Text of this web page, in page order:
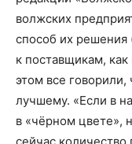
волжских
способ их
к поставщикам,
этом все
лучшему. «Если в
в «чёрном цвете»,